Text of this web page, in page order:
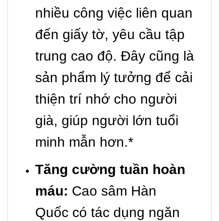
nhiều công việc liên quan
đến giấy tờ, yêu cầu tập
trung cao độ. Đây cũng là
sản phẩm lý tưởng để cải
thiện trí nhớ cho người
già, giúp người lớn tuổi
minh mẫn hơn.*
Tăng cường tuần hoàn
máu: Cao sâm Hàn
Quốc có tác dụng ngăn